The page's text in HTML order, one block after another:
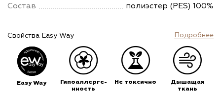
Состав
полиэстер (PES) 100%
Свойства Easy Way Подробнее
Easy Way
Гипоаллерге-
нность
Не токсично
Дышащая
ткань